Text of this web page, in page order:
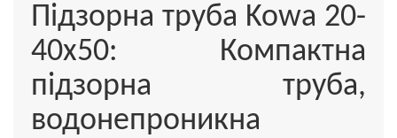
Підзорна труба Kowa 20-
40x50: Компактна
підзорна труба,
водонепроникна